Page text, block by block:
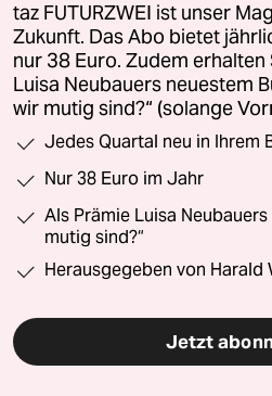
taz FUTURZWEI ist unser
Zukunft. Das Abo bietet
nur 38 Euro. Zudem erhalten
Luisa Neubauers neuestem
wir mutig sind?“ (solange
Jedes Quartal neu in Ihrem
Nur 38 Euro im Jahr
Als Prämie Luisa Neubauers
mutig sind?“
Herausgegeben von Harald
Jetzt